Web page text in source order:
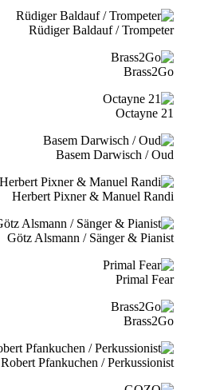
Rüdiger Baldauf / Trompeter
Brass2Go
21 Octayne
Basem Darwisch / Oud
Herbert Pixner & Manuel Randi
Götz Alsmann / Sänger & Pianist
Primal Fear
Brass2Go
Robert Pfankuchen / Perkussionist